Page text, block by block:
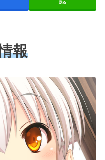
送る
報